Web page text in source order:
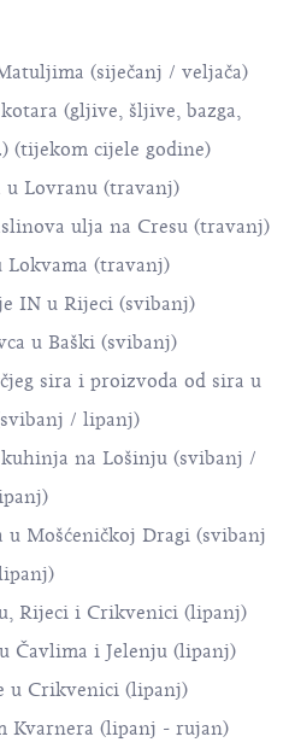
(siječanj / veljača)
(gljive, šljive, bazga,
(tijekom cijele godine)
u Lovranu (travanj)
ulja na Cresu (travanj)
Lokvama (travanj)
IN u Rijeci (svibanj)
u Baški (svibanj)
sira i proizvoda od sira u
/ lipanj)
na Lošinju (svibanj /
u Mošćeničkoj Dragi (svibanj
Rijeci i Crikvenici (lipanj)
Čavlima i Jelenju (lipanj)
u Crikvenici (lipanj)
Kvarnera (lipanj - rujan)